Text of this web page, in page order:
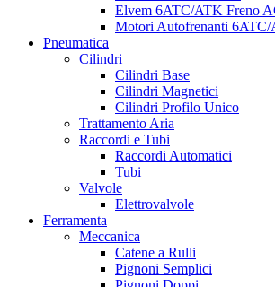
Elvem 6ATC/ATK Freno
Motori Autofrenanti
Pneumatica
Cilindri
Cilindri Base
Cilindri Magnetici
Cilindri Profilo Unico
Trattamento Aria
Raccordi e Tubi
Raccordi Automatici
Tubi
Valvole
Elettrovalvole
Ferramenta
Meccanica
Catene a Rulli
Pignoni Semplici